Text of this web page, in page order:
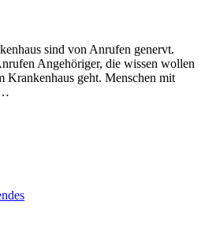
sind von Anrufen genervt.
Angehöriger, die wissen wollen
Krankenhaus geht. Menschen mit